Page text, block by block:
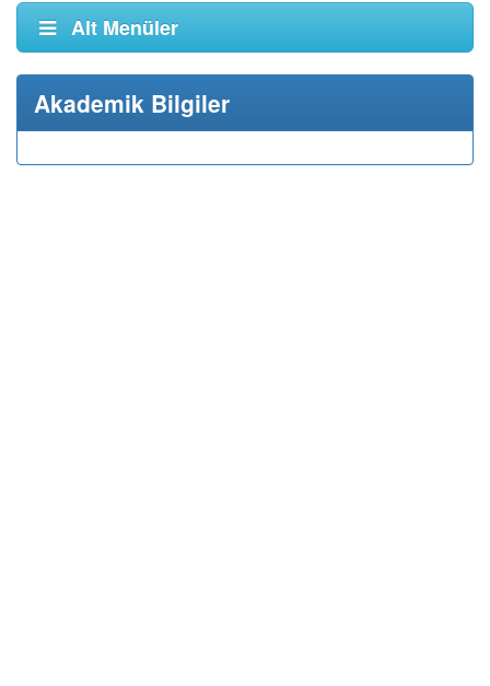
Alt Menüler
Akademik Bilgiler